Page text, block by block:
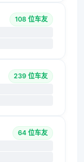
108 位车友
239 位车友
64 位车友